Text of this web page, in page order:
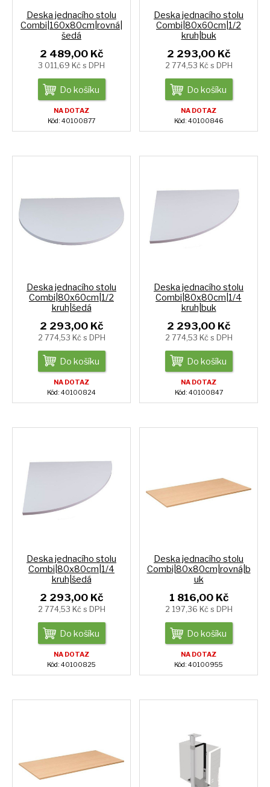
Deska jednacího stolu
Combi|160x80cm|rovná|
šedá
2 489,00 Kč
3 011,69 Kč s DPH
Do košíku
NA DOTAZ
Kód: 40100877
Deska jednacího stolu
Combi|80x60cm|1/2
kruh|buk
2 293,00 Kč
2 774,53 Kč s DPH
Do košíku
NA DOTAZ
Kód: 40100846
Deska jednacího stolu
Combi|80x60cm|1/2
kruh|šedá
2 293,00 Kč
2 774,53 Kč s DPH
Do košíku
NA DOTAZ
Kód: 40100824
Deska jednacího stolu
Combi|80x80cm|1/4
kruh|buk
2 293,00 Kč
2 774,53 Kč s DPH
Do košíku
NA DOTAZ
Kód: 40100847
Deska jednacího stolu
Combi|80x80cm|1/4
kruh|šedá
2 293,00 Kč
2 774,53 Kč s DPH
Do košíku
NA DOTAZ
Kód: 40100825
Deska jednacího stolu
Combi|80x80cm|rovná|b
uk
1 816,00 Kč
2 197,36 Kč s DPH
Do košíku
NA DOTAZ
Kód: 40100955